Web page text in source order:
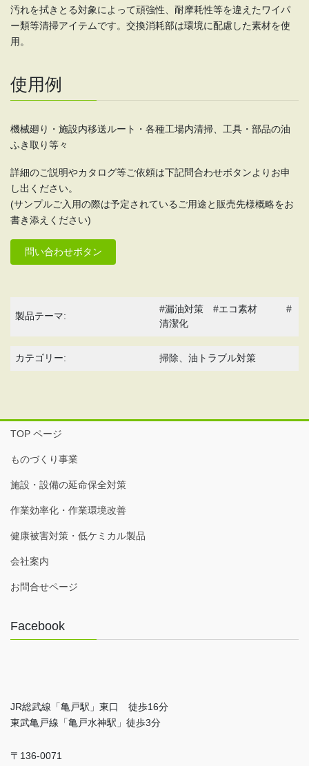
汚れを拭きとる対象によって頑強性、耐摩耗性等を違えたワイパ
ー類等清掃アイテムです。交換消耗部は環境に配慮した素材を使
用。
使用例
機械廻り・施設内移送ルート・各種工場内清掃、工具・部品の油
ふき取り等々
詳細のご説明やカタログ等ご依頼は下記問合わせボタンよりお申
し出ください。
(サンプルご入用の際は予定されているご用途と販売先様概略をお
書き添えください)
問い合わせボタン
製品テーマ:
#漏油対策 #エコ素材 #
清潔化
カテゴリー: 掃除、油トラブル対策
TOP ページ
ものづくり事業
施設・設備の延命保全対策
作業効率化・作業環境改善
健康被害対策・低ケミカル製品
会社案内
お問合せページ
Facebook
JR総武線「亀戸駅」東口 徒歩16分
東武亀戸線「亀戸水神駅」徒歩3分
〒136-0071